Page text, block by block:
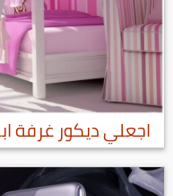
اجعلي ديكور غرفة